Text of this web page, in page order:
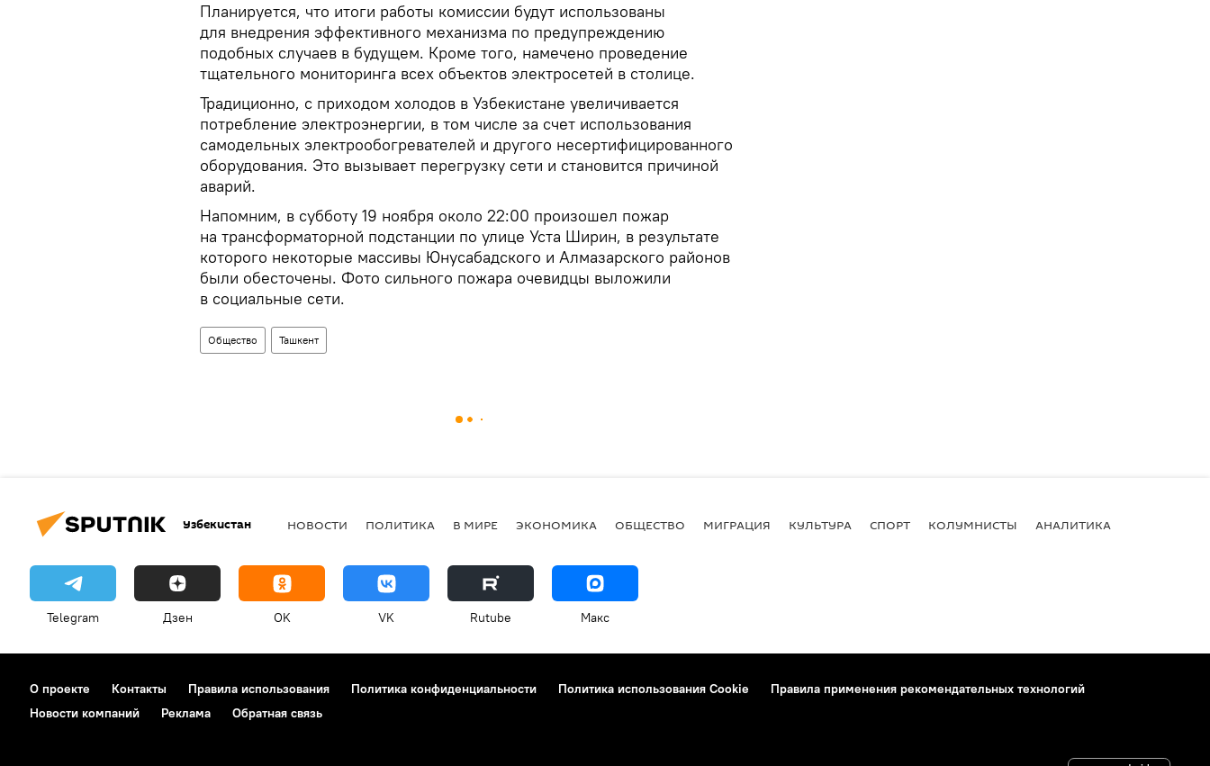
Планируется, что итоги работы комиссии будут использованы
для внедрения эффективного механизма по предупреждению
подобных случаев в будущем. Кроме того, намечено проведение
тщательного мониторинга всех объектов электросетей в столице.
Традиционно, с приходом холодов в Узбекистане увеличивается
потребление электроэнергии, в том числе за счет использования
самодельных электрообогревателей и другого несертифицированного
оборудования. Это вызывает перегрузку сети и становится причиной
аварий.
Напомним, в субботу 19 ноября около 22:00 произошел пожар
на трансформаторной подстанции по улице Уста Ширин, в результате
которого некоторые массивы Юнусабадского и Алмазарского районов
были обесточены. Фото сильного пожара очевидцы выложили
в социальные сети.
Общество Ташкент
Узбекистан НОВОСТИ ПОЛИТИКА В МИРЕ ЭКОНОМИКА ОБЩЕСТВО МИГРАЦИЯ КУЛЬТУРА СПОРТ КОЛУМНИСТЫ АНАЛИТИКА
Telegram Дзен OK VK Rutube Макс
О проекте Контакты Правила использования Политика конфиденциальности Политика использования Cookie
Правила применения рекомендательных технологий
Новости компаний
Реклама Обратная связь